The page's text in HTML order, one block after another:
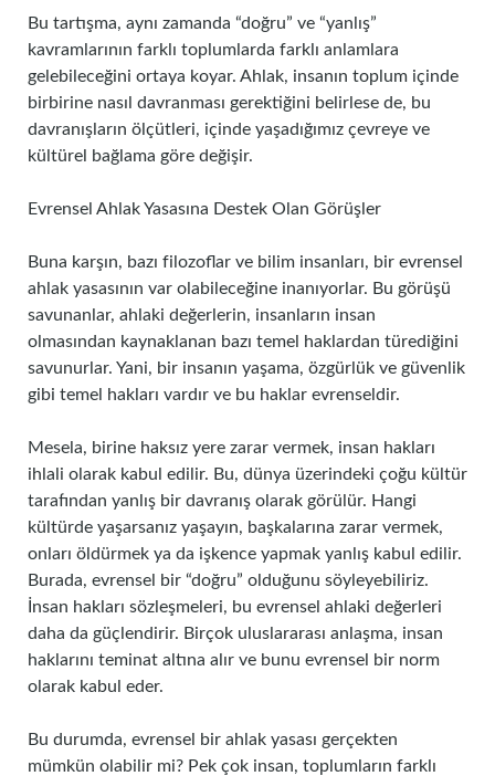
Bu tartışma, aynı zamanda “doğru” ve “yanlış”
kavramlarının farklı toplumlarda farklı anlamlara
gelebileceğini ortaya koyar. Ahlak, insanın toplum içinde
birbirine nasıl davranması gerektiğini belirlese de, bu
davranışların ölçütleri, içinde yaşadığımız çevreye ve
kültürel bağlama göre değişir.
Evrensel Ahlak Yasasına Destek Olan Görüşler
Buna karşın, bazı filozoflar ve bilim insanları, bir evrensel
ahlak yasasının var olabileceğine inanıyorlar. Bu görüşü
savunanlar, ahlaki değerlerin, insanların insan
olmasından kaynaklanan bazı temel haklardan türediğini
savunurlar. Yani, bir insanın yaşama, özgürlük ve güvenlik
gibi temel hakları vardır ve bu haklar evrenseldir.
Mesela, birine haksız yere zarar vermek, insan hakları
ihlali olarak kabul edilir. Bu, dünya üzerindeki çoğu kültür
tarafından yanlış bir davranış olarak görülür. Hangi
kültürde yaşarsanız yaşayın, başkalarına zarar vermek,
onları öldürmek ya da işkence yapmak yanlış kabul edilir.
Burada, evrensel bir “doğru” olduğunu söyleyebiliriz.
İnsan hakları sözleşmeleri, bu evrensel ahlaki değerleri
daha da güçlendirir. Birçok uluslararası anlaşma, insan
haklarını teminat altına alır ve bunu evrensel bir norm
olarak kabul eder.
Bu durumda, evrensel bir ahlak yasası gerçekten
mümkün olabilir mi? Pek çok insan, toplumların farklı